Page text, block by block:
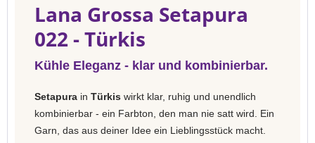
Lana Grossa Setapura
022 - Türkis
Kühle Eleganz - klar und kombinierbar.
Setapura in Türkis wirkt klar, ruhig und unendlich
kombinierbar - ein Farbton, den man nie satt wird. Ein
Garn, das aus deiner Idee ein Lieblingsstück macht.